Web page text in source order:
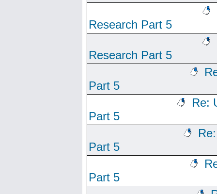
Research Part 5
Research Part 5
Part 5
Re:
Part 5
Part 5
Part 5